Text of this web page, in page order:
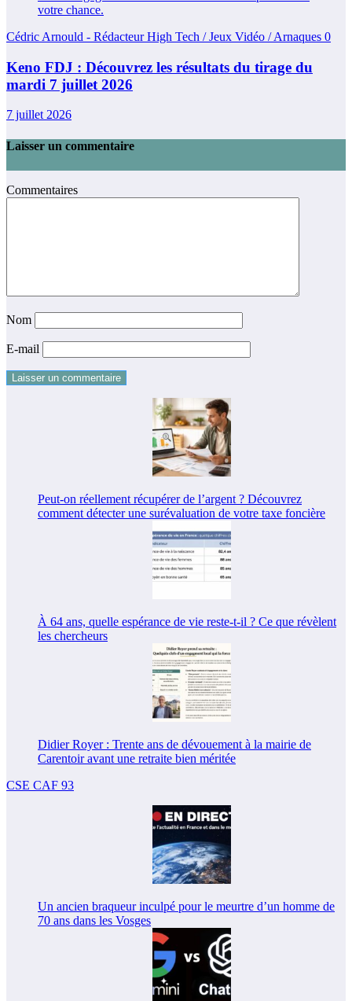
Cédric Arnould - Rédacteur High Tech / Jeux Vidéo / Arnaques 0
Keno FDJ : Découvrez les résultats du tirage du
mardi 7 juillet 2026
7 juillet 2026
Laisser un commentaire
Commentaires
Nom
E-mail
Peut-on réellement récupérer de l’argent ? Découvrez
comment détecter une surévaluation de votre taxe foncière
À 64 ans, quelle espérance de vie reste-t-il ? Ce que révèlent
les chercheurs
Didier Royer : Trente ans de dévouement à la mairie de
Carentoir avant une retraite bien méritée
CSE CAF 93
Un ancien braqueur inculpé pour le meurtre d’un homme de
70 ans dans les Vosges